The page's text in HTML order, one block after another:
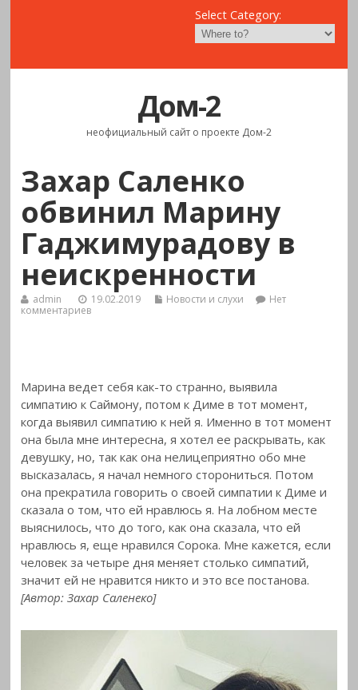
Select Category:
Дом-2
неофициальный сайт о проекте Дом-2
Захар Саленко
обвинил Марину
Гаджимурадову в
неискренности
admin 19.02.2019 Новости и слухи
Нет
комментариев
Марина ведет себя как-то странно, выявила
симпатию кСаймону, потом к Диме в тот момент,
когда выявил симпатию к ней я. Именно в тот момент
она была мне интересна, я хотел ее раскрывать, как
девушку, но, так как она нелицеприятно обо мне
высказалась, я начал немного сторониться. Потом
она прекратила говорить о своей симпатии к Диме и
сказала о том, что ей нравлюсь я. На лобном месте
выяснилось, что до того, как она сказала, что ей
нравлюсь я, еще нравился Сорока. Мне кажется, если
человек за четыре дня меняет столько симпатий,
значит ей не нравится никто и это все постанова.
[Автор: Захар Саленеко]